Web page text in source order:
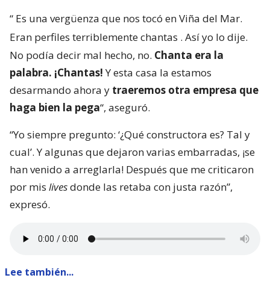
“ Es una vergüenza que nos tocó en Viña del Mar.
Eran perfiles terriblemente chantas . Así yo lo dije.
No podía decir mal hecho, no. Chanta era la
palabra. ¡Chantas!Y esta casa la estamos
desarmando ahora y traeremos otra empresa que
haga bien la pega“, aseguró.
“Yo siempre pregunto: ‘¿Qué constructora es? Tal y
cual’. Y algunas que dejaron varias embarradas, ¡se
han venido a arreglarla! Después que me criticaron
por mis livesdonde las retaba con justa razón”,
expresó.
Lee también...